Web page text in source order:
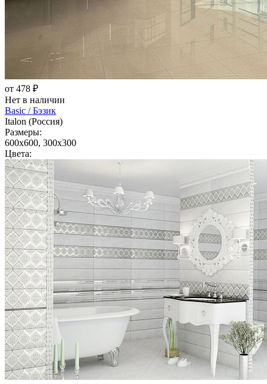
от 478 ₽
Нет в наличии
Basic / Бэзик
Italon (Россия)
Размеры:
600x600, 300x300
Цвета: